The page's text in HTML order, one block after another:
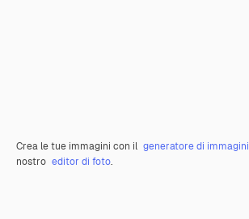
Crea le tue immagini con il generatore di immagini
nostro editor di foto.